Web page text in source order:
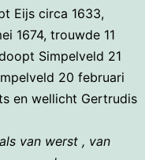
Eijs circa 1633,
1674, trouwde 11
Simpelveld 21
20 februari
en wellicht Gertrudis
van werst , van